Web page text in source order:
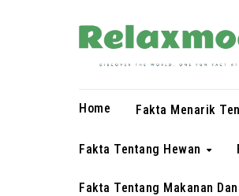
Home Fakta Menarik
Fakta Tentang Hewan
Fakta Tentang Makanan